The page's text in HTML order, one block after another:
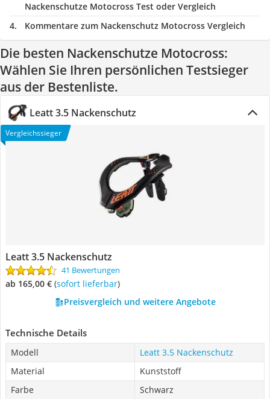
Nackenschutze Motocross Test oder Vergleich
Kommentare zum Nackenschutz Motocross Vergleich
Die besten Nackenschutze Motocross:
Wählen Sie Ihren persönlichen Testsieger
aus der Bestenliste.
Leatt 3.5 Nackenschutz
Vergleichssieger
Leatt 3.5 Nackenschutz
41 Bewertungen
ab 165,00 € ( Sofort lieferbar)
Preisvergleich und weitere Angebote
Technische Details
Modell
Leatt 3.5 Nackenschutz
Material
Kunststoff
Farbe
Schwarz